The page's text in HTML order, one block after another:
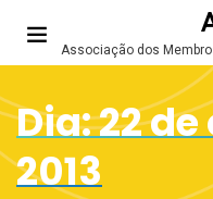
Associação dos
Dia:22
2013